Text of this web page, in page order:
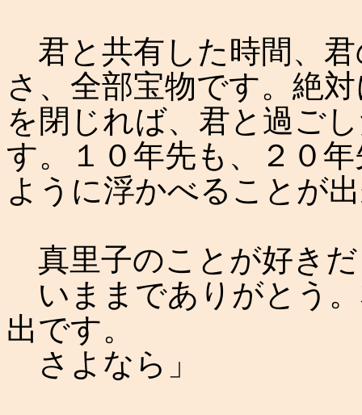
君と共有した時間、
さ、全部宝物です。絶
を閉じれば、君と過ご
す。１０年先も、２０
ように浮かべることが
真里子のことが好き
いままでありがとう
出です。
さよなら」